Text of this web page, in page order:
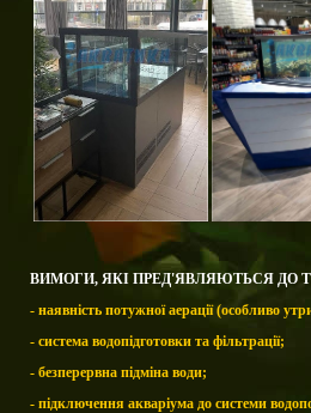
ВИМОГИ, ЯКІ ПРЕД'ЯВЛЯЮТЬСЯ ДО
- наявність потужної аерації (особливо
- система водопідготовки та фільтрації;
- безперервна підміна води;
- підключення акваріума до системи